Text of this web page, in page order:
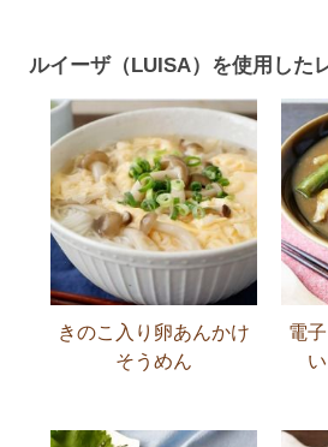
ルイーザ（LUISA）を使用した
きのこ入り卵あんかけ
そうめん
電